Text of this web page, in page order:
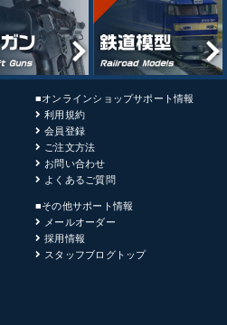
■オンラインショップサポート情報
利用規約
会員登録
ご注文方法
お問い合わせ
よくあるご質問
■その他サポート情報
メールオーダー
採用情報
スタッフブログトップ